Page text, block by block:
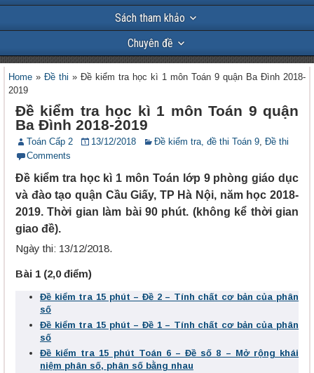
Sách tham khảo
Chuyên đề
Home » Đề thi » Đề kiểm tra học kì 1 môn Toán 9 quận Ba Đình 2018-
2019
Đề kiểm tra học kì 1 môn Toán 9 quận
Ba Đình 2018-2019
Toán Cấp 2 13/12/2018 Đề kiểm tra, đề thi Toán 9, Đề thi
Comments
Đề kiểm tra học kì 1 môn Toán lớp 9 phòng giáo dục
và đào tạo quận Cầu Giấy, TP Hà Nội, năm học 2018-
2019. Thời gian làm bài 90 phút. (không kể thời gian
giao đề).
Ngày thi: 13/12/2018.
Bài 1 (2,0 điểm)
Đề kiểm tra 15 phút – Đề 2 – Tính chất cơ bản của phân
số
Đề kiểm tra 15 phút – Đề 1 – Tính chất cơ bản của phân
số
Đề kiểm tra 15 phút Toán 6 – Đề số 8 – Mở rộng khái
niệm phân số, phân số bằng nhau